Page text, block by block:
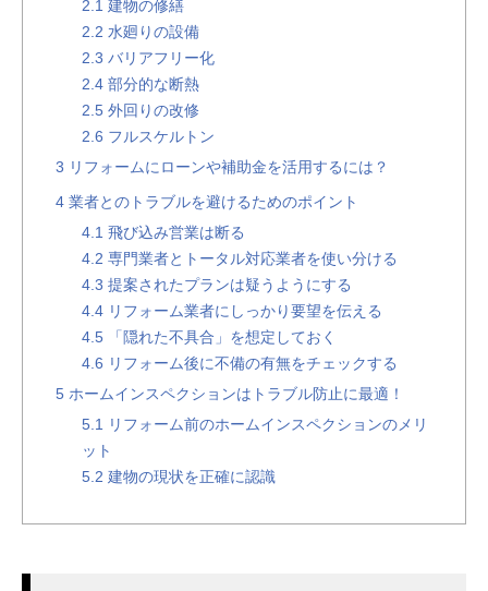
2.1 建物の修繕
2.2 水廻りの設備
2.3 バリアフリー化
2.4 部分的な断熱
2.5 外回りの改修
2.6 フルスケルトン
3 リフォームにローンや補助金を活用するには？
4 業者とのトラブルを避けるためのポイント
4.1 飛び込み営業は断る
4.2 専門業者とトータル対応業者を使い分ける
4.3 提案されたプランは疑うようにする
4.4 リフォーム業者にしっかり要望を伝える
4.5 「隠れた不具合」を想定しておく
4.6 リフォーム後に不備の有無をチェックする
5 ホームインスペクションはトラブル防止に最適！
5.1 リフォーム前のホームインスペクションのメリ
ット
5.2 建物の現状を正確に認識